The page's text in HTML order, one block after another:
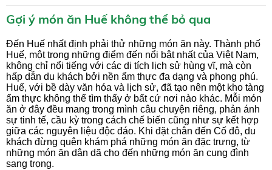
Gợi ý món ăn Huế không thể bỏ qua
Đến Huế nhất định phải thử những món ăn này. Thành phố
Huế, một trong những điểm đến nổi bật nhất của Việt Nam,
không chỉ nổi tiếng với các di tích lịch sử hùng vĩ, mà còn
hấp dẫn du khách bởi nền ẩm thực đa dạng và phong phú.
Huế, với bề dày văn hóa và lịch sử, đã tạo nên một kho tàng
ẩm thực không thể tìm thấy ở bất cứ nơi nào khác. Mỗi món
ăn ở đây đều mang trong mình câu chuyện riêng, phản ánh
sự tinh tế, cầu kỳ trong cách chế biến cũng như sự kết hợp
giữa các nguyên liệu độc đáo. Khi đặt chân đến Cố đô, du
khách đừng quên khám phá những món ăn đặc trưng, từ
những món ăn dân dã cho đến những món ăn cung đình
sang trọng.